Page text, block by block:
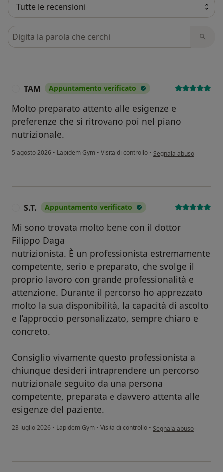
Cerca nelle recensioni
TAM Appuntamento verificato
Molto preparato attento alle esigenze e
preferenze che si ritrovano poi nel piano
nutrizionale.
5 agosto 2026 • Lapidem Gym • Visita di controllo • secondo l'opinione
Segnala abuso
S.T. Appuntamento verificato
Mi sono trovata molto bene con il dottor
Filippo Daga
nutrizionista. È un professionista estremamente
competente, serio e preparato, che svolge il
proprio lavoro con grande professionalità e
attenzione. Durante il percorso ho apprezzato
molto la sua disponibilità, la capacità di ascolto
e l’approccio personalizzato, sempre chiaro e
concreto.
Consiglio vivamente questo professionista a
chiunque desideri intraprendere un percorso
nutrizionale seguito da una persona
competente, preparata e davvero attenta alle
esigenze del paziente.
23 luglio 2026 • Lapidem Gym • Visita di controllo • secondo l'opinione
Segnala abuso